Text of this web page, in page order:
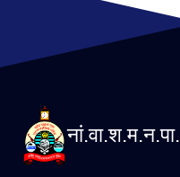
नां.वा.श.म.न.पा.